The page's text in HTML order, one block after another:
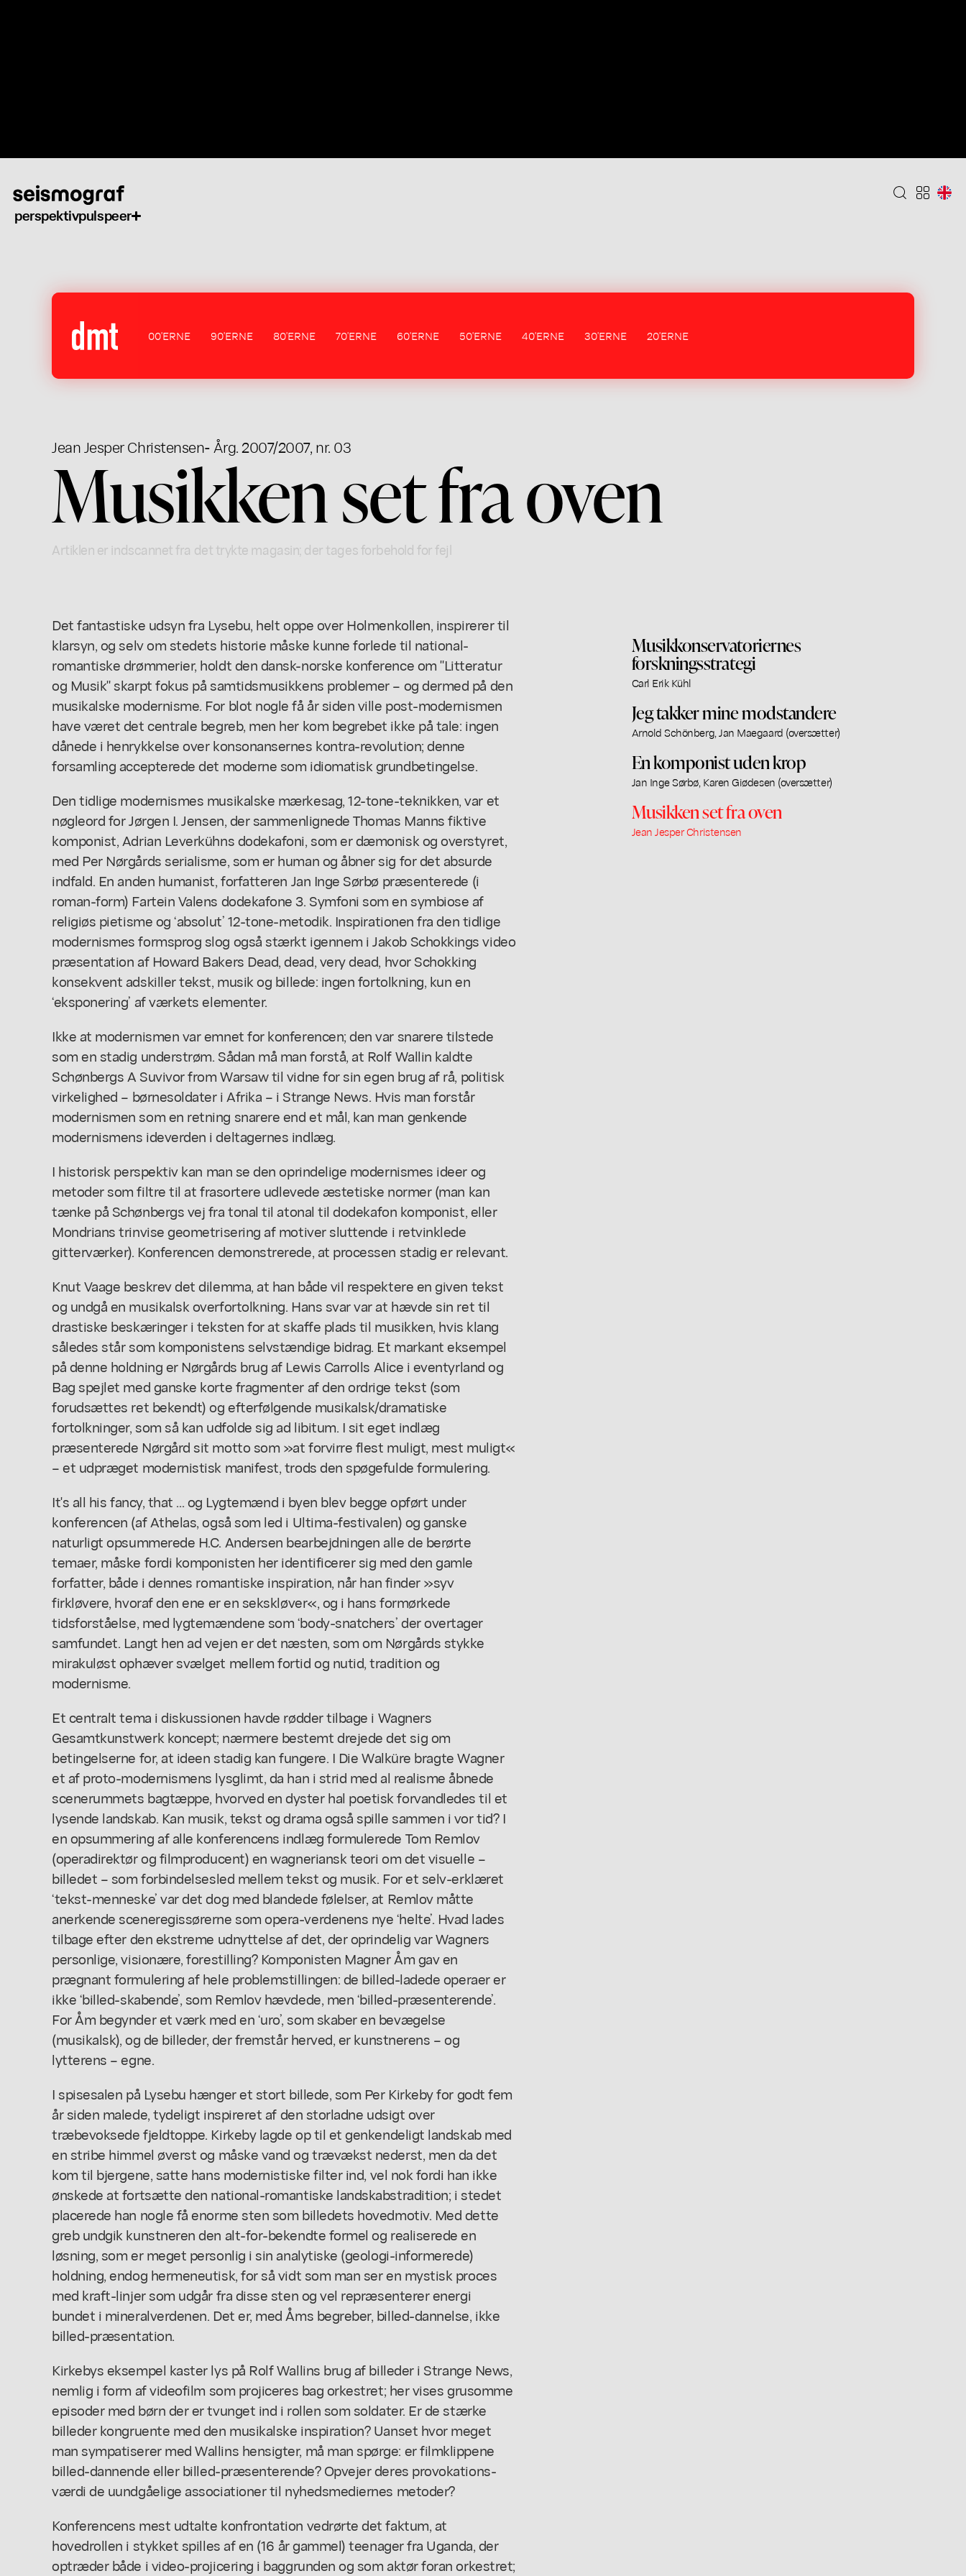
perspektivpulspeer
00'ERNE 90'ERNE 80'ERNE 70'ERNE 60'ERNE 50'ERNE 40'ERNE 30'ERNE 20'ERNE
Jean Jesper Christensen- Årg. 2007/2007, nr. 03
Musikken set fra oven
Artiklen er indscannet fra det trykte magasin; der tages forbehold for fejl
Det fantastiske udsyn fra Lysebu, helt oppe over Holmenkollen, inspirerer til
klarsyn, og selv om stedets historie måske kunne forlede til national-
romantiske drømmerier, holdt den dansk-norske konference om "Litteratur
og Musik" skarpt fokus på samtidsmusikkens problemer – og dermed på den
musikalske modernisme. For blot nogle få år siden ville post-modernismen
have været det centrale begreb, men her kom begrebet ikke på tale: ingen
dånede i henrykkelse over konsonansernes kontra-revolution; denne
forsamling accepterede det moderne som idiomatisk grundbetingelse.
Den tidlige modernismes musikalske mærkesag, 12-tone-teknikken, var et
nøgleord for Jørgen I. Jensen, der sammenlignede Thomas Manns fiktive
komponist, Adrian Leverkühns dodekafoni, som er dæmonisk og overstyret,
med Per Nørgårds serialisme, som er human og åbner sig for det absurde
indfald. En anden humanist, forfatteren Jan Inge Sørbø præsenterede (i
roman-form) Fartein Valens dodekafone 3. Symfoni som en symbiose af
religiøs pietisme og ‘absolut’ 12-tone-metodik. Inspirationen fra den tidlige
modernismes formsprog slog også stærkt igennem i Jakob Schokkings video
præsentation af Howard Bakers Dead, dead, very dead, hvor Schokking
konsekvent adskiller tekst, musik og billede: ingen fortolkning, kun en
‘eksponering’ af værkets elementer.
Ikke at modernismen var emnet for konferencen; den var snarere tilstede
som en stadig understrøm. Sådan må man forstå, at Rolf Wallin kaldte
Schønbergs A Suvivor from Warsawtil vidne for sin egen brug af rå, politisk
virkelighed – børnesoldater i Afrika – iStrange News. Hvis man forstår
modernismen som en retning snarere end et mål, kan man genkende
modernismens ideverden i deltagernes indlæg.
I historisk perspektiv kan man se den oprindelige modernismes ideer og
metoder som filtre til at frasortere udlevede æstetiske normer (man kan
tænke på Schønbergs vej fra tonal til atonal til dodekafon komponist, eller
Mondrians trinvise geometrisering af motiver sluttende i retvinklede
gitterværker). Konferencen demonstrerede, at processen stadig er relevant.
Knut Vaage beskrev det dilemma, at han både vil respektere en given tekst
og undgå en musikalsk overfortolkning. Hans svar var at hævde sin ret til
drastiske beskæringer i teksten for at skaffe plads til musikken, hvis klang
således står som komponistens selvstændige bidrag. Et markant eksempel
på denne holdning er Nørgårds brug af Lewis Carrolls Alice i eventyrlandog
Bag spejlet med ganske korte fragmenter af den ordrige tekst (som
forudsættes ret bekendt) og efterfølgende musikalsk/dramatiske
fortolkninger, som så kan udfolde sig ad libitum. I sit eget indlæg
præsenterede Nørgård sit motto som »at forvirre flest muligt, mest muligt«
– et udpræget modernistisk manifest, trods den spøgefulde formulering.
It's all his fancy, that ...og Lygtemænd i byen blev begge opført under
konferencen (af Athelas, også som led i Ultima-festivalen) og ganske
naturligt opsummerede H.C. Andersen bearbejdningen alle de berørte
temaer, måske fordi komponisten her identificerer sig med den gamle
forfatter, både i dennes romantiske inspiration, når han finder »syv
firkløvere, hvoraf den ene er en sekskløver«, og i hans formørkede
tidsforståelse, med lygtemændene som ‘body-snatchers’ der overtager
samfundet. Langt hen ad vejen er det næsten, som om Nørgårds stykke
mirakuløst ophæver svælget mellem fortid og nutid, tradition og
modernisme.
Et centralt tema i diskussionen havde rødder tilbage i Wagners
Gesamtkunstwerk koncept; nærmere bestemt drejede det sig om
betingelserne for, at ideen stadig kan fungere. I Die Walküre bragte Wagner
et af proto-modernismens lysglimt, da han i strid med al realisme åbnede
scenerummets bagtæppe, hvorved en dyster hal poetisk forvandledes til et
lysende landskab. Kan musik, tekst og drama også spille sammen i vor tid? I
en opsummering af alle konferencens indlæg formulerede Tom Remlov
(operadirektør og filmproducent) en wagneriansk teori om det visuelle –
billedet – som forbindelsesled mellem tekst og musik. For et selv-erklæret
‘tekst-menneske’ var det dog med blandede følelser, at Remlov måtte
anerkende sceneregissørerne som opera-verdenens nye ‘helte’. Hvad lades
tilbage efter den ekstreme udnyttelse af det, der oprindelig var Wagners
personlige, visionære, forestilling? Komponisten Magner Åm gav en
prægnant formulering af hele problemstillingen: de billed-ladede operaer er
ikke ‘billed-skabende’, som Remlov hævdede, men ‘billed-præsenterende’.
For Åm begynder et værk med en ‘uro’, som skaber en bevægelse
(musikalsk), og de billeder, der fremstår herved, er kunstnerens – og
lytterens – egne.
I spisesalen på Lysebu hænger et stort billede, som Per Kirkeby for godt fem
år siden malede, tydeligt inspireret af den storladne udsigt over
træbevoksede fjeldtoppe. Kirkeby lagde op til et genkendeligt landskab med
en stribe himmel øverst og måske vand og trævækst nederst, men da det
kom til bjergene, satte hans modernistiske filter ind, vel nok fordi han ikke
ønskede at fortsætte den national-romantiske landskabstradition; i stedet
placerede han nogle få enorme sten som billedets hovedmotiv. Med dette
greb undgik kunstneren den alt-for-bekendte formel og realiserede en
løsning, som er meget personlig i sin analytiske (geologi-informerede)
holdning, endog hermeneutisk, for så vidt som man ser en mystisk proces
med kraft-linjer som udgår fra disse sten og vel repræsenterer energi
bundet i mineralverdenen. Det er, med Åms begreber, billed-dannelse, ikke
billed-præsentation.
Kirkebys eksempel kaster lys på Rolf Wallins brug af billeder iStrange News,
nemlig i form af videofilm som projiceres bag orkestret; her vises grusomme
episoder med børn der er tvunget ind i rollen som soldater. Er de stærke
billeder kongruente med den musikalske inspiration? Uanset hvor meget
man sympatiserer med Wallins hensigter, må man spørge: er filmklippene
billed-dannende eller billed-præsenterende? Opvejer deres provokations-
værdi de uundgåelige associationer til nyhedsmediernes metoder?
Konferencens mest udtalte konfrontation vedrørte det faktum, at
hovedrollen i stykket spilles af en (16 år gammel) teenager fra Uganda, der
optræder både i video-projicering i baggrunden og som aktør foran orkestret;
Musikkonservatoriernes
forskningsstrategi
Carl Erik Kühl
Jeg takker mine modstandere
Arnold Schönberg, Jan Maegaard (oversætter)
En komponist uden krop
Jan Inge Sørbø, Karen Giødesen (oversætter)
Musikken set fra oven
Jean Jesper Christensen